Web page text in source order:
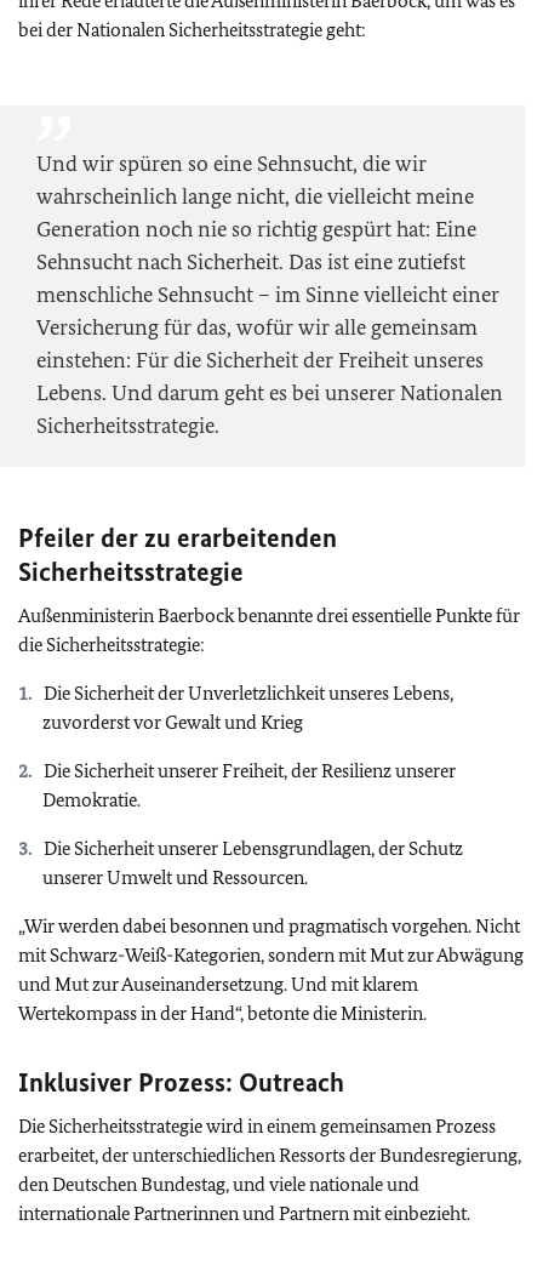
bei der Nationalen Sicherheitsstrategie geht:
Und wir spüren so eine Sehnsucht, die wir
wahrscheinlich lange nicht, die vielleicht meine
Generation noch nie so richtig gespürt hat: Eine
Sehnsucht nach Sicherheit. Das ist eine zutiefst
menschliche Sehnsucht – im Sinne vielleicht einer
Versicherung für das, wofür wir alle gemeinsam
einstehen: Für die Sicherheit der Freiheit unseres
Lebens. Und darum geht es bei unserer Nationalen
Sicherheitsstrategie.
Pfeiler der zu erarbeitenden
Sicherheitsstrategie
Außenministerin Baerbock benannte drei essentielle Punkte für
die Sicherheitsstrategie:
Die Sicherheit der Unverletzlichkeit unseres Lebens,
zuvorderst vor Gewalt und Krieg
Die Sicherheit unserer Freiheit, der Resilienz unserer
Demokratie.
Die Sicherheit unserer Lebensgrundlagen, der Schutz
unserer Umwelt und Ressourcen.
„Wir werden dabei besonnen und pragmatisch vorgehen. Nicht
mit Schwarz-Weiß-Kategorien, sondern mit Mut zur Abwägung
und Mut zur Auseinandersetzung. Und mit klarem
Wertekompass in der Hand“, betonte die Ministerin.
Inklusiver Prozess: Outreach
Die Sicherheitsstrategie wird in einem gemeinsamen Prozess
erarbeitet, der unterschiedlichen Ressorts der Bundesregierung,
den Deutschen Bundestag, und viele nationale und
internationale Partnerinnen und Partnern mit einbezieht.